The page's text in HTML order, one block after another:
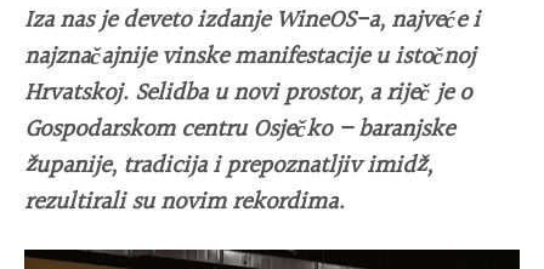
Iza nas je deveto izdanje WineOS-a, najveće i
najznačajnije vinske manifestacije u istočnoj
Hrvatskoj. Selidba u novi prostor, a riječ je o
Gospodarskom centru Osječko – baranjske
županije, tradicija i prepoznatljiv imidž,
rezultirali su novim rekordima.